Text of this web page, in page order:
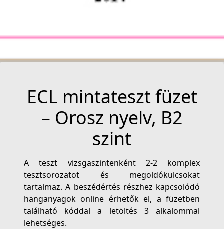
ECL mintateszt füzet
– Orosz nyelv, B2
szint
A teszt vizsgaszintenként 2-2 komplex
tesztsorozatot és megoldókulcsokat
tartalmaz. A beszédértés részhez kapcsolódó
hanganyagok online érhetők el, a füzetben
található kóddal a letöltés 3 alkalommal
lehetséges.